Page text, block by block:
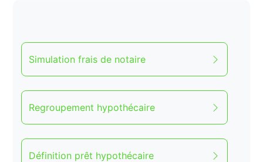
Simulation frais de notaire
Regroupement hypothécaire
Définition prêt hypothécaire